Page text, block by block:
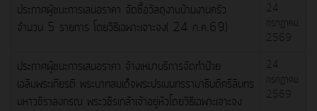
ประกาศผู้ชนะการเสนอราคา จัดซื้อวัสดุงานบ้านงานครัว
จำนวน 5 รายการ โดยวิธีเฉพาะเจาะจง( 24 ก.ค.69)
24
กรกฎาคม
2569
ประกาศผู้ชนะการเสนอราคา จ้างเหมาบริการจัดทำป้าย
เฉลิมพระเกียรติ พระบาทสมเด็จพระปรเมนทรรามาธิบดีศรีสินทร
มหาวชิราลงกรณ พระวชิรเกล้าเจ้าอยู่หัวโดยวิธีเฉพาะเจาะจง
24
กรกฎาคม
2569